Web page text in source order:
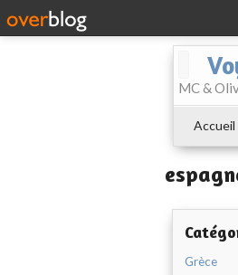
MC &
Accueil
Grèce